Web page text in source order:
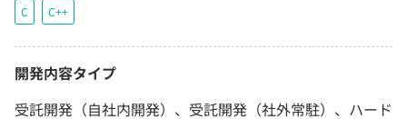
C C++
開発内容タイプ
受託開発（自社内開発）、受託開発（社外常駐）、ハード